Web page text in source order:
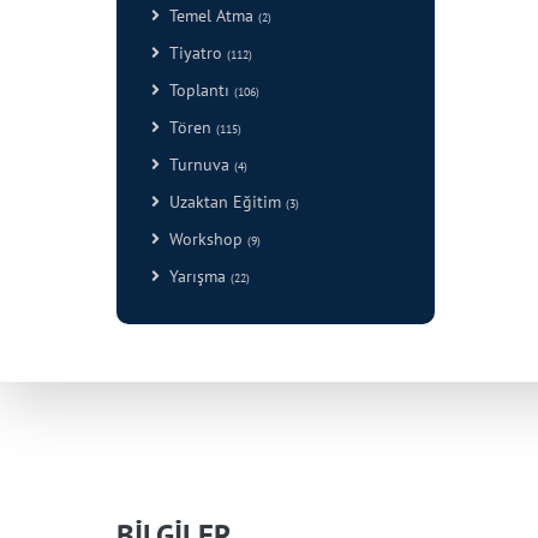
Temel Atma (2)
Tiyatro (112)
Toplantı (106)
Tören (115)
Turnuva (4)
Uzaktan Eğitim (3)
Workshop (9)
Yarışma (22)